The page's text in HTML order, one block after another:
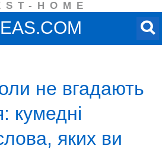
HOME
не вгадають
кумедні
яких ви